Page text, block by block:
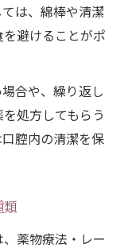
は、綿棒や清潔
避けることがポ
合や、繰り返し
処方してもらう
腔内の清潔を保
類
薬物療法・レー